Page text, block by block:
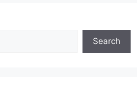
Search